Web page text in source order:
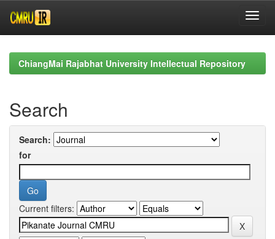
navigationChiangMai Rajabhat University Intellectual Repository
Search
Search:
for
Current filters: